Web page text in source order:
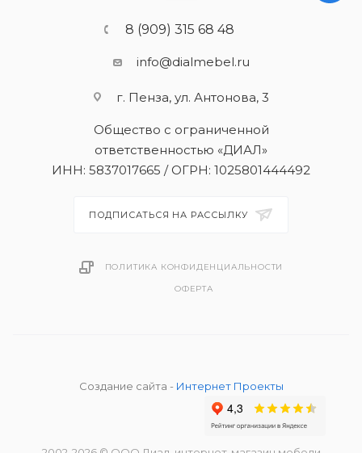
8 (909) 315 68 48
info@dialmebel.ru
г. Пенза, ул. Антонова, 3
Общество с ограниченной
ответственностью «ДИАЛ»
ИНН: 5837017665 / ОГРН: 1025801444492
ПОДПИСАТЬСЯ НА РАССЫЛКУ
ПОЛИТИКА КОНФИДЕНЦИАЛЬНОСТИ
ОФЕРТА
Создание сайта - Интернет Проекты